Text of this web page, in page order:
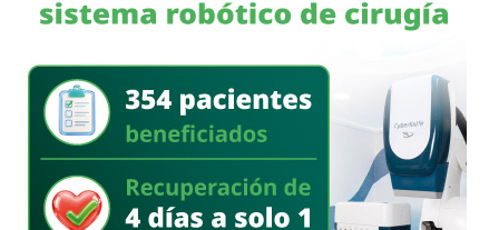
Señales faltan más, como una que indique para qué o
realidad nadie lo sabe a ciencia cierta, otras en toda la
ciudad, lasque avisen que la ciclovía no es para que se
estacionen autos de los negocios de Carranza o
Himno Nacional.
La Avenida Chapultepec tiene varias señales que indican